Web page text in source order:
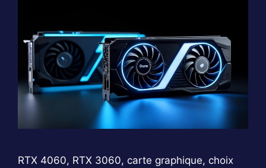
RTX 4060, RTX 3060, carte graphique, choix